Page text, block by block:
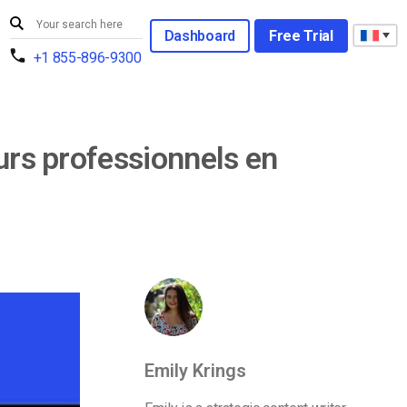
+1 855-896-9300
Dashboard Free Trial
professionnels en
Emily Krings